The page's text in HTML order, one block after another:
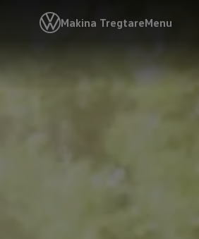
Makina TregtareMenu